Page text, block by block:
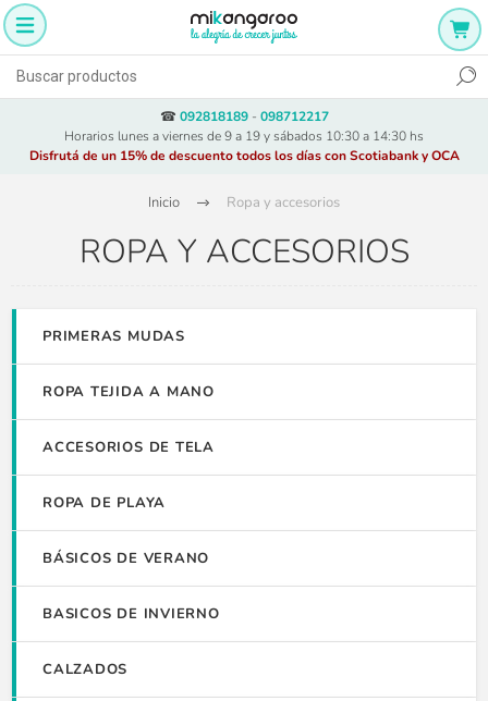
☎ 092818189- 098712217
Horarios lunes a viernes de 9 a 19 y sábados 10:30 a 14:30 hs
Disfrutá de un 15% de descuento todos los días con Scotiabank y OCA
Inicio Ropa y accesorios
ROPA Y ACCESORIOS
PRIMERAS MUDAS
ROPA TEJIDA A MANO
ACCESORIOS DE TELA
ROPA DE PLAYA
BÁSICOS DE VERANO
BASICOS DE INVIERNO
CALZADOS